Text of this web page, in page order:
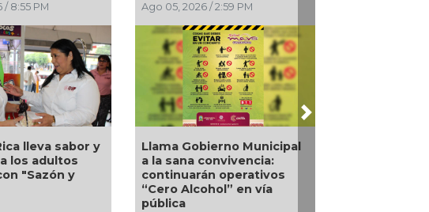
2026 / 2:56 PM
analiza sanción
20 millones de
a Territorium Life
Ago 05, 2026 / 2:23 PM
Una silla de ruedas, un
nuevo apoyo para Flor
Alondra: Pedro Miguel y
Sonia Marie responden a
petición de familia
Next